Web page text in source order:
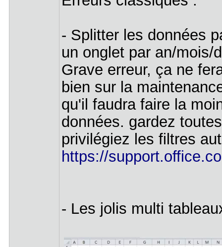
- Splitter les données
un onglet par an/mois/
Grave erreur, ça ne
bien sur la
qu'il faudra faire la
données. gardez
privilégiez les filtres
https://
- Les jolis multi